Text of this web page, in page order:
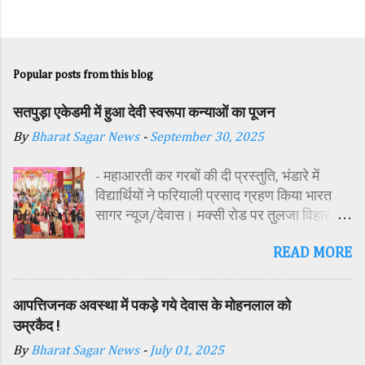
Popular posts from this blog
सतपुड़ा एकेडमी में हुआ देवी स्वरूपा कन्याओं का पूजन
ByBharat Sagar News - September 30, 2025
- महाआरती कर गरबों की दी प्रस्तुति, भंडारे में
विद्यार्थियों ने फरियाली प्रसाद ग्रहण किया भारत
सागर न्यूज/देवास। मक्सी रोड पर तुलजा विहार
पावन अवसर पर कन्या पूजन एवं गरबा महोत्सव का
परिसर में तोरण, रंगोली से आकर्षक साज-सज्जा की
गई। सर्वप्रथम मुख्य अतिथि महिला बाल विकास
विशिष्ट अतिथि शासकीय पॉलिटेक्निक कॉलेज
READ MORE
आपत्तिजनक अवस्था में पकड़े गये देवास के मोहनलाल को
उम्रकैद !
ByBharat Sagar News - July 01, 2025